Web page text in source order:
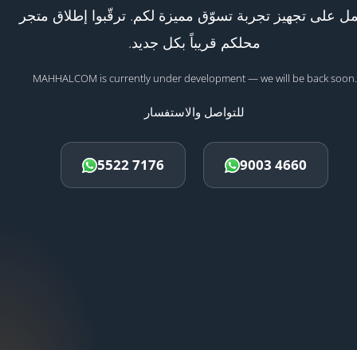
على تجهيز تجربة تسوّق مميزة لكم. ترقّبوا إطلاق متجر
محلكم قريباً بكل جديد.
MAHHALCOM is currently under development — we will be back soon.
للتواصل والاستفسار
5522 7176 9003 4660